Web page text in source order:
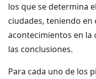
los que se determina
ciudades, teniendo
acontecimientos en
las conclusiones.
Para cada uno de los